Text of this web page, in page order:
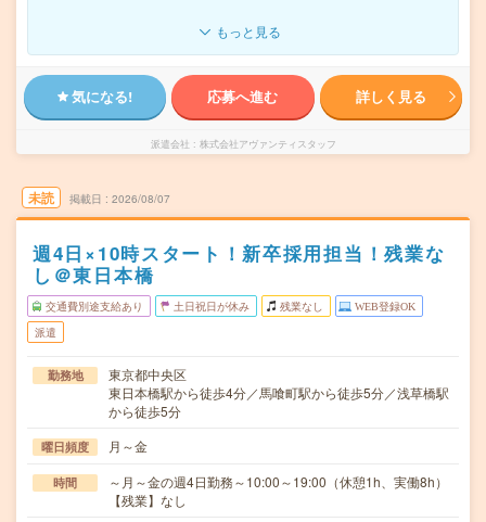
もっと見る
気になる! 応募へ進む 詳しく見る
派遣会社 株式会社アヴァンティスタッフ
未読 掲載日 2026/08/07
週4日×10時スタート！新卒採用担当！残業な
し＠東日本橋
交通費別途支給あり 土日祝日が休み 残業なし WEB登録OK
派遣
勤務地
東京都中央区
東日本橋駅から徒歩4分／馬喰町駅から徒歩5分／浅草橋駅
から徒歩5分
曜日頻度 月～金
時間
～月～金の週4日勤務～10:00～19:00（休憩1h、実働8h）
【残業】なし